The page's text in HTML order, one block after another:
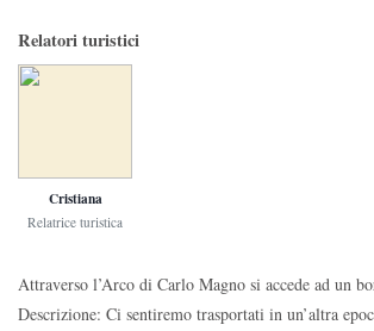
Relatori turistici
Cristiana
Relatrice turistica
Attraverso l’Arco di Carlo Magno si accede ad un
Descrizione: Ci sentiremo trasportati in un’altra